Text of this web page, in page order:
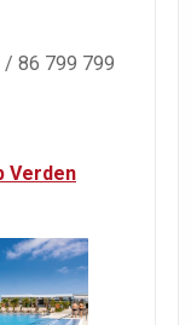
/ 86 799 799
Verden